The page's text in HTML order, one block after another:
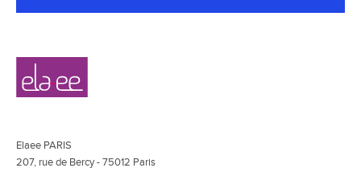
Navigation
secondaire
Elaee
Elaee PARIS
207, rue de Bercy - 75012 Paris